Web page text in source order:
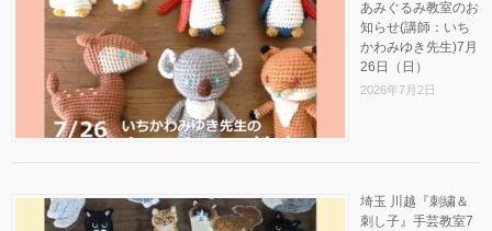
あみぐるみ教室のお
知らせ(講師：いち
かわみゆき先生)7月
26日（日）
2026年7月2日
埼玉 川越『刺繍＆
刺し子』手芸教室7